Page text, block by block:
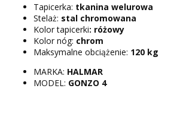
Tapicerka: tkanina welurowa
Stelaż: stal chromowana
Kolor tapicerki: różowy
Kolor nóg: chrom
Maksymalne obciążenie: 120 kg
MARKA: HALMAR
MODEL: GONZO 4